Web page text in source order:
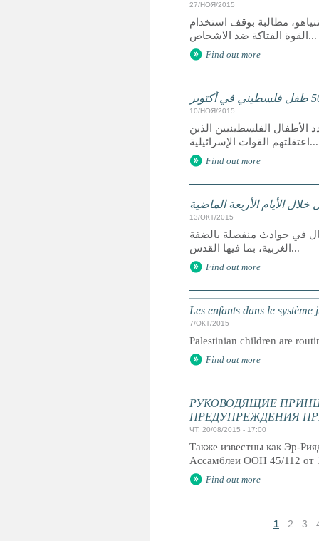
27/НОЯ/2015
مطالبة بوقف استخدام
القوة الفتاكة ضد الاشخاص...
Find out more
10/НОЯ/2015
الفلسطينيين الذين
اعتقلتهم القوات الإسرائيلية...
Find out more
الأيام الأربعة الماضية
13/ОКТ/2015
ستة أطفال في حوادث منفصلة بالضفة
الغربية، بما فيها القدس...
Find out more
Les enfants dans le
7/ОКТ/2015
Palestinian children are
Find out more
РУКОВОДЯЩИЕ
ПРЕДУПРЕЖДЕНИЯ
ЧТ, 20/08/2015 - 17:00
Также известны как Эр-
Ассамблеи ООН 45/112 от
Find out more
1 2 3